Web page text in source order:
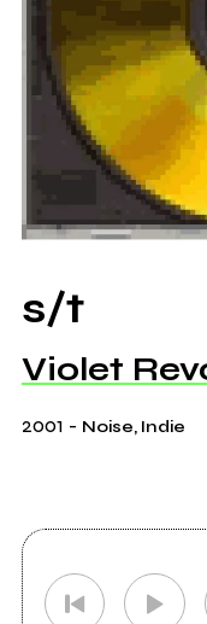
s/t
Violet
2001 - Noise, Indie